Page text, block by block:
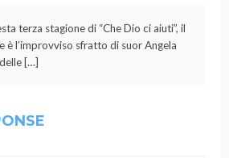
terza stagione di “Che Dio ci aiuti”, il
è l’improvviso sfratto di suor Angela
[…]